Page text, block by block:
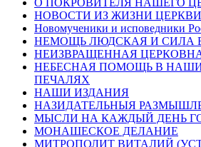
О ПОКРОВИТЕЛЯ НАШЕГО
НОВОСТИ ИЗ ЖИЗНИ ЦЕРКВИ
Новомученики и исповедники
НЕМОЩЬ ЛЮДСКАЯ И СИЛА
НЕИЗВРАЩЕННАЯ
НЕБЕСНАЯ ПОМОЩЬ В
ПЕЧАЛЯХ
НАШИ ИЗДАНИЯ
НАЗИДАТЕЛЬНЫЯ
МЫСЛИ НА КАЖДЫЙ ДЕНЬ
МОНАШЕСКОЕ ДЕЛАНИЕ
МИТРОПОЛИТ ВИТАЛИЙ